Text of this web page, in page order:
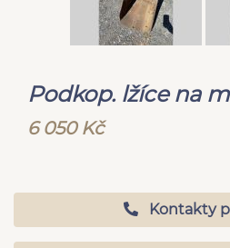
Podkop. lžíce na
6 050 Kč
Kontakty